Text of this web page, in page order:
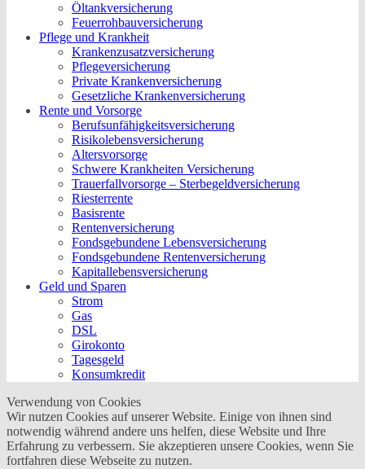
Öltankversicherung
Feuerrohbauversicherung
Pflege und Krankheit
Krankenzusatzversicherung
Pflegeversicherung
Private Krankenversicherung
Gesetzliche Krankenversicherung
Rente und Vorsorge
Berufs­unfähigkeitsversicherung
Risikolebensversicherung
Altersvorsorge
Schwere Krankheiten Versicherung
Trauerfallvorsorge – Sterbegeldversicherung
Riesterrente
Basisrente
Rentenversicherung
Fondsgebundene Lebensversicherung
Fondsgebundene Rentenversicherung
Kapitallebensversicherung
Geld und Sparen
Strom
Gas
DSL
Girokonto
Tagesgeld
Konsumkredit
Verwendung von Cookies
Wir nutzen Cookies auf unserer Website. Einige von ihnen sind
notwendig während andere uns helfen, diese Website und Ihre
Erfahrung zu verbessern. Sie akzeptieren unsere Cookies, wenn Sie
fortfahren diese Webseite zu nutzen.